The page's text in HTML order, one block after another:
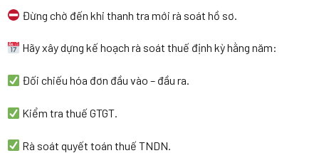
Đừng chờ đến khi thanh tra mới rà soát hồ sơ.
Hãy xây dựng kế hoạch rà soát thuế định kỳ hằng năm:
Đối chiếu hóa đơn đầu vào – đầu ra.
Kiểm tra thuế GTGT.
Rà soát quyết toán thuế TNDN.